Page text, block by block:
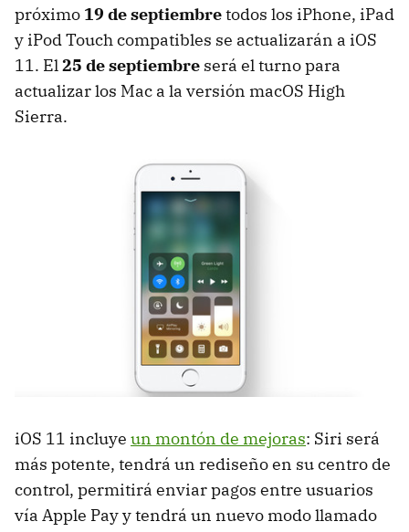
próximo 19 de septiembretodos los iPhone, iPad
y iPod Touch compatibles se actualizarán a iOS
11. El25 de septiembre será el turno para
actualizar los Mac a la versión macOS High
Sierra.
iOS 11 incluye un montón de mejoras: Siri será
más potente, tendrá un rediseño en su centro de
control, permitirá enviar pagos entre usuarios
vía Apple Pay y tendrá un nuevo modo llamado